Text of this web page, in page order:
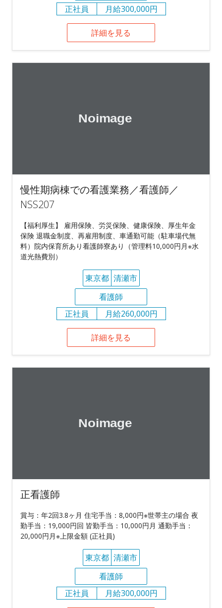
正社員
月給300,000円
詳細を見る
慢性期病棟での看護業務／看護師／
NSS207
【福利厚生】 雇用保険、労災保険、健康保険、厚生年金
保険 退職金制度、再雇用制度、車通勤可能（駐車場代無
料）院内保育所あり看護師寮あり（管理料10,000円月※水
道光熱費別）
東京都 清瀬市
看護師
正社員
月給260,000円
詳細を見る
正看護師
賞与：年2回3.8ヶ月 住宅手当：8,000円※世帯主の場合 夜
勤手当：19,000円回 皆勤手当：10,000円月 通勤手当：
20,000円月※上限金額 (正社員)
東京都 清瀬市
看護師
正社員
月給300,000円